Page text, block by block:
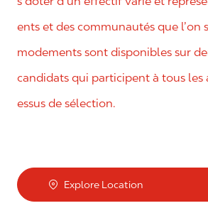
ents et des communautés que l’on
modements sont disponibles sur
candidats qui participent à tous les
essus de sélection.
Explore Location